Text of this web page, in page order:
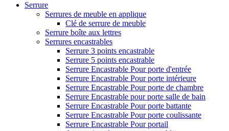
Serrure
Serrures de meuble en applique
Clé de serrure de meuble
Serrure boîte aux lettres
Serrures encastrables
Serrure 3 points encastrable
Serrure 5 points encastrable
Serrure Encastrable Pour porte d'entrée
Serrure Encastrable Pour porte intérieure
Serrure Encastrable Pour porte de chambre
Serrure Encastrable pour porte salle de bain
Serrure Encastrable Pour porte battante
Serrure Encastrable Pour porte coulissante
Serrure Encastrable Pour portail